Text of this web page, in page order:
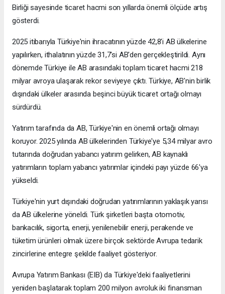
Birliği sayesinde ticaret hacmi son yıllarda önemli ölçüde artış
gösterdi.
2025 itibarıyla Türkiye'nin ihracatının yüzde 42,8'i AB ülkelerine
yapılırken, ithalatının yüzde 31,7'si AB'den gerçekleştirildi. Aynı
dönemde Türkiye ile AB arasındaki toplam ticaret hacmi 218
milyar avroya ulaşarak rekor seviyeye çıktı. Türkiye, AB'nin birlik
dışındaki ülkeler arasında beşinci büyük ticaret ortağı olmayı
sürdürdü.
Yatırım tarafında da AB, Türkiye'nin en önemli ortağı olmayı
koruyor. 2025 yılında AB ülkelerinden Türkiye'ye 5,34 milyar avro
tutarında doğrudan yabancı yatırım gelirken, AB kaynaklı
yatırımların toplam yabancı yatırımlar içindeki payı yüzde 66'ya
yükseldi.
Türkiye'nin yurt dışındaki doğrudan yatırımlarının yaklaşık yarısı
da AB ülkelerine yöneldi. Türk şirketleri başta otomotiv,
bankacılık, sigorta, enerji, yenilenebilir enerji, perakende ve
tüketim ürünleri olmak üzere birçok sektörde Avrupa tedarik
zincirlerine entegre şekilde faaliyet gösteriyor.
Avrupa Yatırım Bankası (EIB) da Türkiye'deki faaliyetlerini
yeniden başlatarak toplam 200 milyon avroluk iki finansman